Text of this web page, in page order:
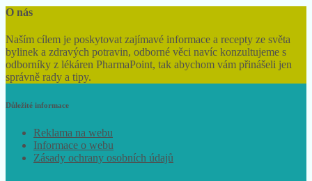
O nás
Naším cílem je poskytovat zajímavé informace a recepty ze světa
bylinek a zdravých potravin, odborné věci navíc konzultujeme s
odborníky z lékáren PharmaPoint, tak abychom vám přinášeli jen
správně rady a tipy.
Důležité informace
Reklama na webu
Informace o webu
Zásady ochrany osobních údajů